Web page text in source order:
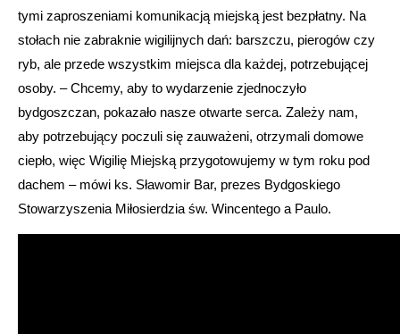
tymi zaproszeniami komunikacją miejską jest bezpłatny. Na
stołach nie zabraknie wigilijnych dań: barszczu, pierogów czy
ryb, ale przede wszystkim miejsca dla każdej, potrzebującej
osoby. – Chcemy, aby to wydarzenie zjednoczyło
bydgoszczan, pokazało nasze otwarte serca. Zależy nam,
aby potrzebujący poczuli się zauważeni, otrzymali domowe
ciepło, więc Wigilię Miejską przygotowujemy w tym roku pod
dachem – mówi ks. Sławomir Bar, prezes Bydgoskiego
Stowarzyszenia Miłosierdzia św. Wincentego a Paulo.